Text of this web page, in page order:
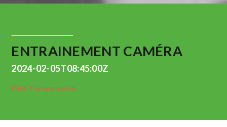
ENTRAINEMENT CAMÉRA
2024-02-05T08:45:00Z
Pôle Transmission